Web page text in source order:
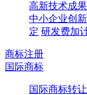
高新技术成
中小企业创
定 研发费加
商标注册
国际商标
国际商标转让